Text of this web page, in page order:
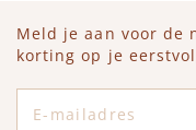
Meld je aan voor de
korting op je